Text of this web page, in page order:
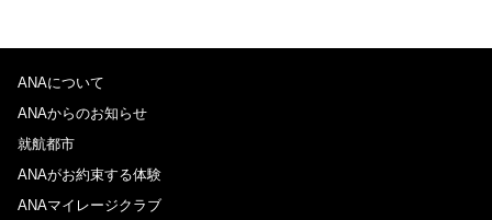
ANAについて
ANAからのお知らせ
就航都市
ANAがお約束する体験
ANAマイレージクラブ